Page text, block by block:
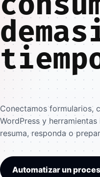
Conectamos formularios,
WordPress y
resuma, responda o
Automatizar un